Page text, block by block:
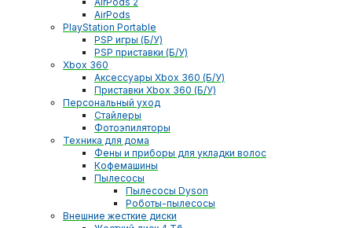
AirPods
PlayStation Portable
PSP игры (Б/У)
PSP приставки (Б/У)
Xbox 360
Аксессуары Xbox 360 (Б/У)
Приставки Xbox 360 (Б/У)
Персональный уход
Стайлеры
Фотоэпиляторы
Техника для дома
Фены и приборы для укладки волос
Кофемашины
Пылесосы
Пылесосы Dyson
Роботы-пылесосы
Внешние жесткие диски